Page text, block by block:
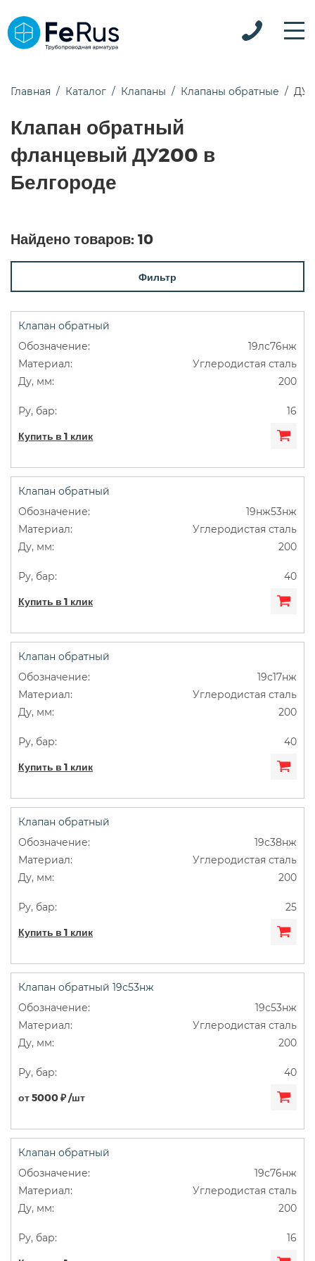
Главная Каталог Клапаны Клапаны обратные
Клапан обратный
фланцевый ДУ200 в
Белгороде
Найдено товаров: 10
Фильтр
Клапан обратный
19лс76нж
Углеродистая сталь
200
16
Купить в 1 клик
Клапан обратный
19нж53нж
Углеродистая сталь
200
40
Купить в 1 клик
Клапан обратный
19с17нж
Углеродистая сталь
200
40
Купить в 1 клик
Клапан обратный
19с38нж
Углеродистая сталь
200
25
Купить в 1 клик
Клапан обратный 19с53нж
19с53нж
Углеродистая сталь
200
40
от 5000 ₽ /шт
Клапан обратный
19с76нж
Углеродистая сталь
200
16